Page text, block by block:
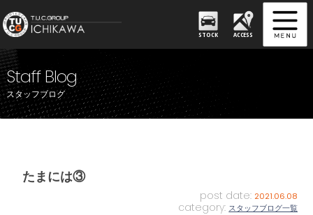
STOCK ACCESS
Staff Blog
スタッフブログ
たまには③
post date: 2021.06.08
category: スタッフブログ一覧